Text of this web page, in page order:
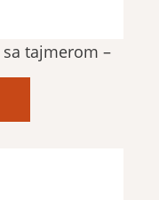
tajmerom –